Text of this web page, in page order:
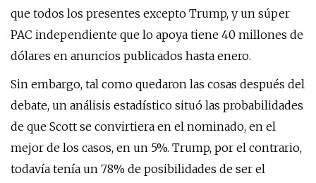
que todos los presentes excepto Trump, y un súper
PAC independiente que lo apoya tiene 40 millones de
dólares en anuncios publicados hasta enero.
Sin embargo, tal como quedaron las cosas después del
debate, un análisis estadístico situó las probabilidades
de que Scott se convirtiera en el nominado, en el
mejor de los casos, en un 5%. Trump, por el contrario,
todavía tenía un 78% de posibilidades de ser el